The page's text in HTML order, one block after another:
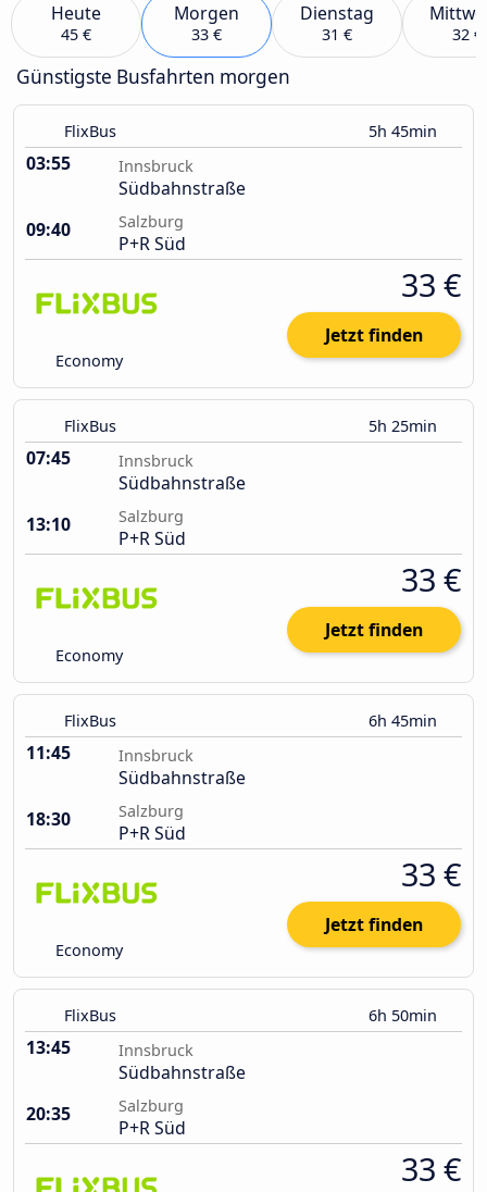
Heute
45 €
Morgen
33 €
Dienstag
31 € 32 €
Günstigste Busfahrten morgen
FlixBus 5h 45min
03:55 Innsbruck
Südbahnstraße
09:40
Salzburg
P+R Süd
Economy
33 €
Jetzt finden
FlixBus 5h 25min
07:45 Innsbruck
Südbahnstraße
13:10
Salzburg
P+R Süd
Economy
33 €
Jetzt finden
FlixBus 6h 45min
11:45 Innsbruck
Südbahnstraße
18:30
Salzburg
P+R Süd
Economy
33 €
Jetzt finden
FlixBus 6h 50min
13:45 Innsbruck
Südbahnstraße
20:35
Salzburg
P+R Süd
33 €